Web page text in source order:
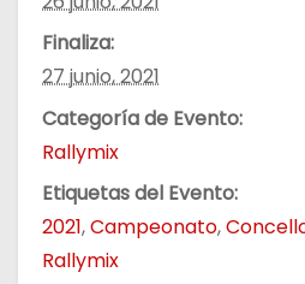
Finaliza:
27 junio, 2021
Categoría de Evento:
Rallymix
Etiquetas del Evento:
2021,Campeonato,
Rallymix